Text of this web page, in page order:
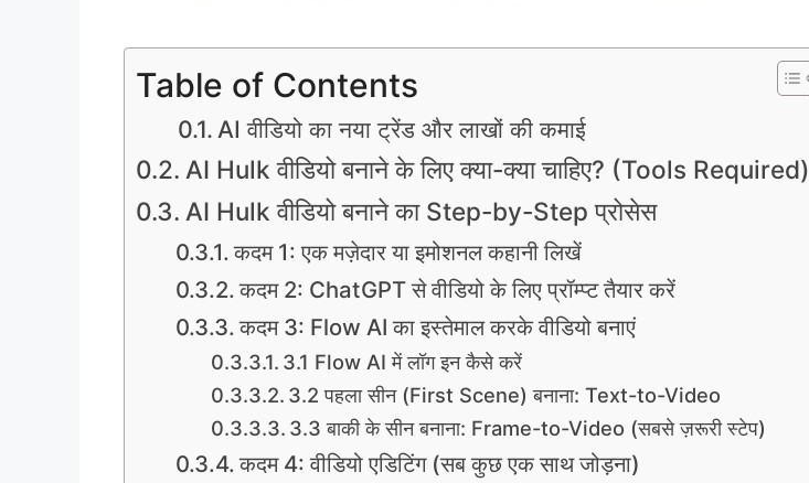
Table of Contents
AI वीडियो का नया ट्रेंड और लाखों की कमाई
AI Hulk वीडियो बनाने के लिए क्या-क्या चाहिए? (Tools Required)
AI Hulk वीडियो बनाने का Step-by-Step प्रोसेस
कदम 1: एक मज़ेदार या इमोशनल कहानी लिखें
कदम 2: ChatGPT से वीडियो के लिए प्रॉम्प्ट तैयार करें
कदम 3: Flow AI का इस्तेमाल करके वीडियो बनाएं
3.1 Flow AI में लॉग इन कैसे करें
3.2 पहला सीन (First Scene) बनाना: Text-to-Video
3.3 बाकी के सीन बनाना: Frame-to-Video (सबसे ज़रूरी स्टेप)
कदम 4: वीडियो एडिटिंग (सब कुछ एक साथ जोड़ना)